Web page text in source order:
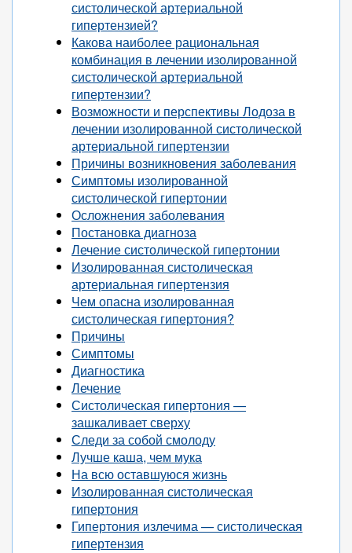
систолической артериальной
гипертензией?
Какова наиболее рациональная
комбинация в лечении изолированной
систолической артериальной
гипертензии?
Возможности и перспективы Лодоза в
лечении изолированной систолической
артериальной гипертензии
Причины возникновения заболевания
Симптомы изолированной
систолической гипертонии
Осложнения заболевания
Постановка диагноза
Лечение систолической гипертонии
Изолированная систолическая
артериальная гипертензия
Чем опасна изолированная
систолическая гипертония?
Причины
Симптомы
Диагностика
Лечение
Систолическая гипертония —
зашкаливает сверху
Следи за собой смолоду
Лучше каша, чем мука
На всю оставшуюся жизнь
Изолированная систолическая
гипертония
Гипертония излечима — систолическая
гипертензия